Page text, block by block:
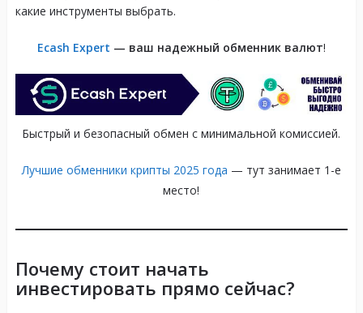
какие инструменты выбрать.
Ecash Expert — ваш надежный обменник валют!
Быстрый и безопасный обмен с минимальной комиссией.
Лучшие обменники крипты 2025 года — тут занимает 1-е
место!
Почему стоит начать
инвестировать прямо сейчас?